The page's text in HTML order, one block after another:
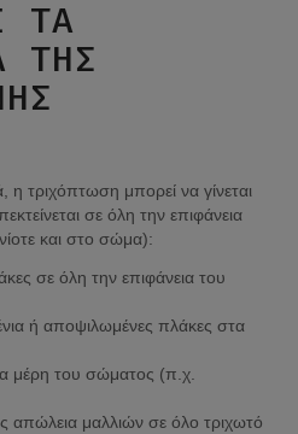
ΤΑ
ΤΗΣ
τριχόπτωση μπορεί να γίνεται
σε όλη την επιφάνεια
και στο σώμα):
σε όλη την επιφάνεια του
ή αποψιλωμένες πλάκες στα
μέρη του σώματος (π.χ.
μαλλιών σε όλο τριχωτό